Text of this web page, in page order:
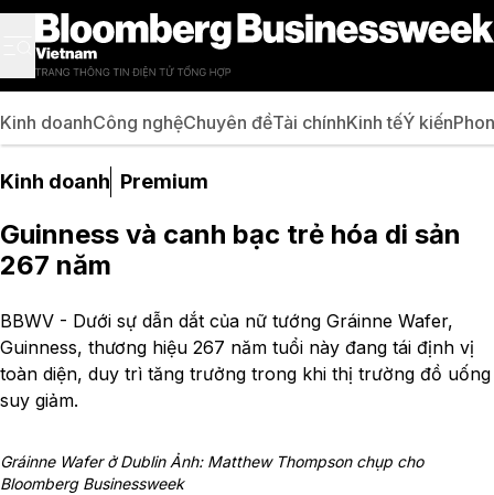
Kinh doanhCông nghệChuyên đềTài chínhKinh tếÝ kiến
Kinh doanh Premium
Guinness và canh bạc trẻ hóa di sản
267 năm
BBWV - Dưới sự dẫn dắt của nữ tướng Gráinne Wafer,
Guinness, thương hiệu 267 năm tuổi này đang tái định vị
toàn diện, duy trì tăng trưởng trong khi thị trường đồ uống
suy giảm.
Gráinne Wafer ở Dublin Ảnh: Matthew Thompson chụp cho
Bloomberg Businessweek